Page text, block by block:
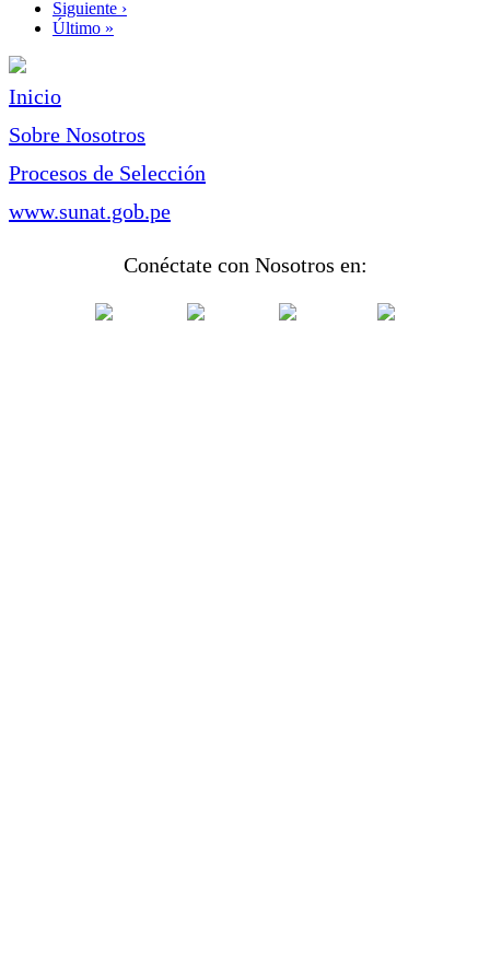
Siguiente
página
Siguiente ›
Última
Último »
Inicio
Sobre Nosotros
Procesos de Selección
www.sunat.gob.pe
Conéctate con Nosotros en: